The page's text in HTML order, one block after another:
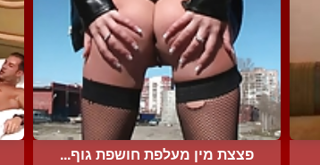
פצצת מין מעלפת חושפת גוף...